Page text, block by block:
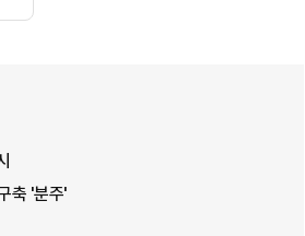
축 '분주'